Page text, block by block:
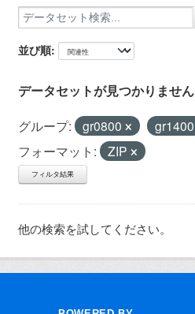
並び順
データセットが見つかりません
グループ: gr0800
gr1400
フォーマット:
ZIP
フィルタ結果
他の検索を試してください。